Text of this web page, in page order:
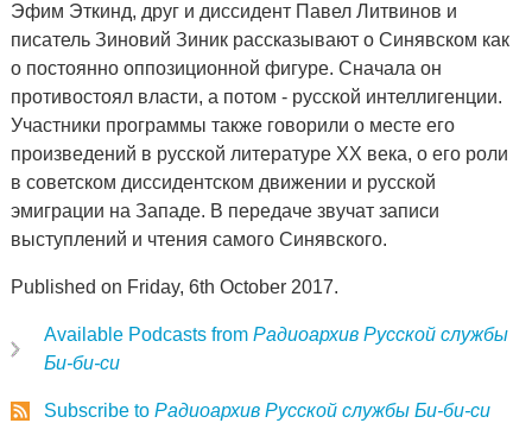
Эфим Эткинд, друг и диссидент Павел Литвинов и
писатель Зиновий Зиник рассказывают о Синявском как
о постоянно оппозиционной фигуре. Сначала он
противостоял власти, а потом - русской интеллигенции.
Участники программы также говорили о месте его
произведений в русской литературе XX века, о его роли
в советском диссидентском движении и русской
эмиграции на Западе. В передаче звучат записи
выступлений и чтения самого Синявского.
Published on Friday, 6th October 2017.
Available Podcasts from Радиоархив Русской службы
Би-би-си
Subscribe to Радиоархив Русской службы Би-би-си